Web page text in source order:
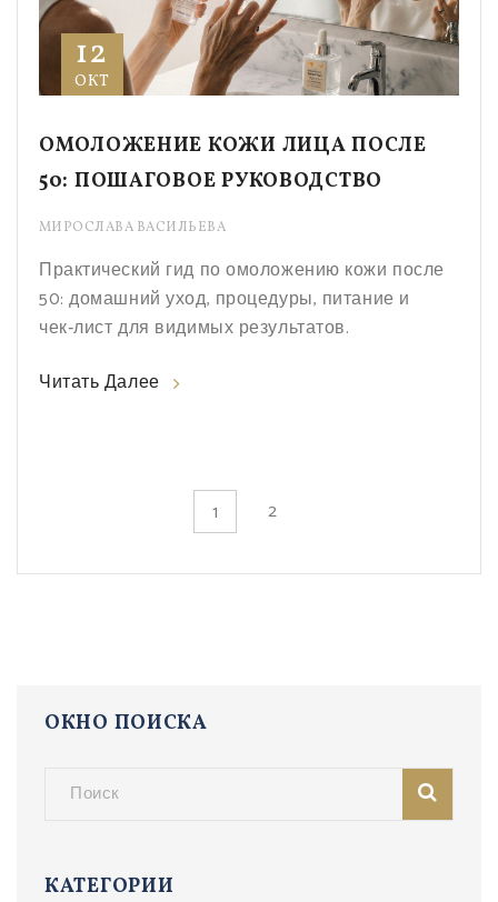
12
ОКТ
ОМОЛОЖЕНИЕ КОЖИ ЛИЦА ПОСЛЕ
50: ПОШАГОВОЕ РУКОВОДСТВО
МИРОСЛАВА ВАСИЛЬЕВА
Практический гид по омоложению кожи после
50: домашний уход, процедуры, питание и
чек‑лист для видимых результатов.
Читать Далее
1 2
ОКНО ПОИСКА
КАТЕГОРИИ